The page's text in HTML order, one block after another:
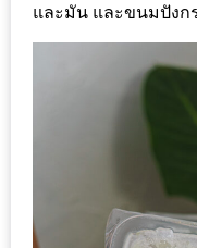
ฟรี
วัน
แม่
และมัน และขนมปังก